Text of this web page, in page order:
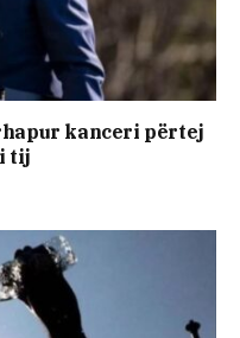
kanceri përtej
tij